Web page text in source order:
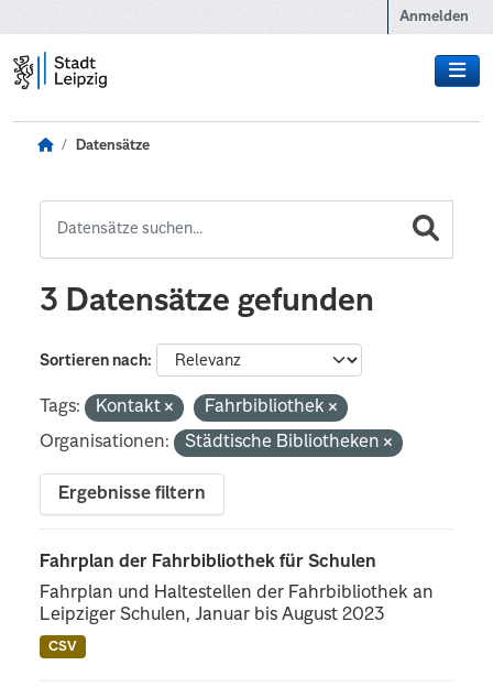
Anmelden
Datensätze
3 Datensätze gefunden
Sortieren nach
Tags: Kontakt
Fahrbibliothek
Organisationen:
Städtische Bibliotheken
Ergebnisse filtern
Fahrplan der Fahrbibliothek für Schulen
Fahrplan und Haltestellen der Fahrbibliothek an
Leipziger Schulen, Januar bis August 2023
CSV